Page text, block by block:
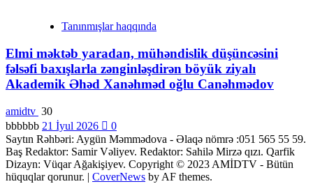
Tanınmışlar haqqında
Elmi məktəb yaradan, mühəndislik düşüncəsini
fəlsəfi baxışlarla zənginləşdirən böyük ziyalı
Akademik Əhəd Xanəhməd oğlu Canəhmədov
amidtv 30
bbbbbb 21 İyul 2026
0
Saytın Rəhbəri: Aygün Məmmədova - Əlaqə nömrə :051 565 55 59.
Baş Redaktor: Samir Vəliyev. Redaktor: Sahilə Mirzə qızı. Qarfik
Dizayn: Vüqar Ağakişiyev. Copyright © 2023 AMİDTV - Bütün
hüquqlar qorunur. | CoverNews by AF themes.